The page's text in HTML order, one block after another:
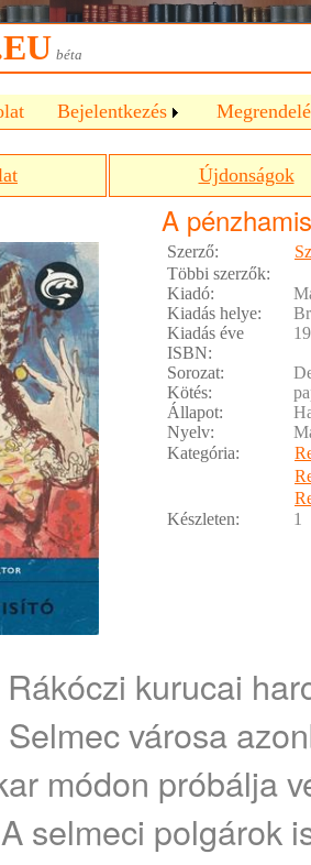
béta
Bejelentkezés
Újdonságok
A
Szerző:
Többi szerzők:
Kiadó:
Kiadás helye:
Kiadás éve
ISBN:
Sorozat:
Kötés:
Állapot:
Nyelv:
Kategória:
Készleten:
1
kurucai
városa
módon próbálja
selmeci polgárok